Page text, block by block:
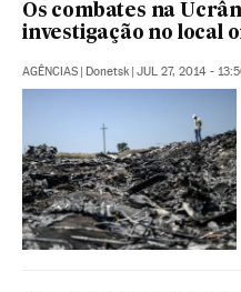
Os combates na
investigação no local
AGÊNCIAS | Donetsk | JUL 27, 2014 -